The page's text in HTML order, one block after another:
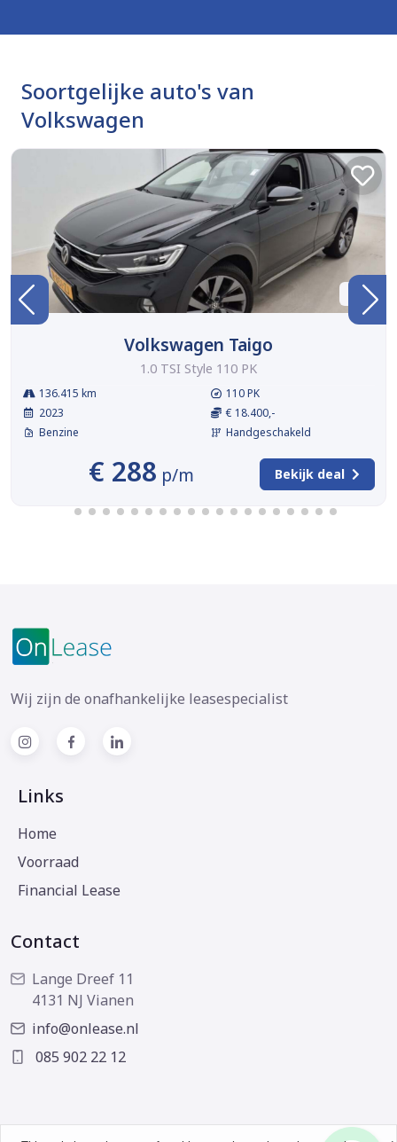
Soortgelijke auto's van
Volkswagen
BTW
Volkswagen Taigo
1.0 TSI Style 110 PK
136.415 km
2023
Benzine
110 PK
€ 18.400,-
Handgeschakeld
€ 288 p/m Bekijk deal
Wij zijn de onafhankelijke leasespecialist
Links
Home
Voorraad
Financial Lease
Contact
Lange Dreef 11
4131 NJ Vianen
info@onlease.nl
085 902 22 12